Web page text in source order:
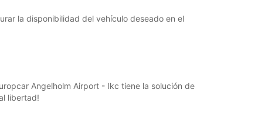
la disponibilidad del vehículo deseado en el
Angelholm Airport - Ikc tiene la solución de
libertad!